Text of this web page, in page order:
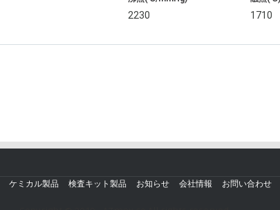
2230 1710
ケミカル製品 検査キット製品 お知らせ 会社情報 お問い合わせ